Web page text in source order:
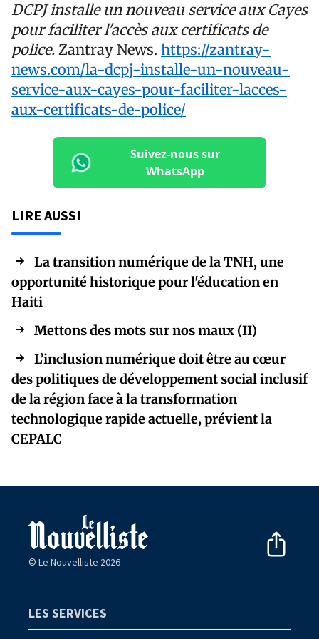
DCPJ installe un nouveau service aux Cayes
pour faciliter l'accès aux certificats de
police. Zantray News. https://zantray-
news.com/la-dcpj-installe-un-nouveau-
service-aux-cayes-pour-faciliter-lacces-
aux-certificats-de-police/
Suivez-nous sur
WhatsApp
LIRE AUSSI
La transition numérique de la TNH, une
opportunité historique pour l'éducation en
Haiti
Mettons des mots sur nos maux (II)
L’inclusion numérique doit être au cœur
des politiques de développement social inclusif
de la région face à la transformation
technologique rapide actuelle, prévient la
CEPALC
© Le Nouvelliste 2026
LES SERVICES